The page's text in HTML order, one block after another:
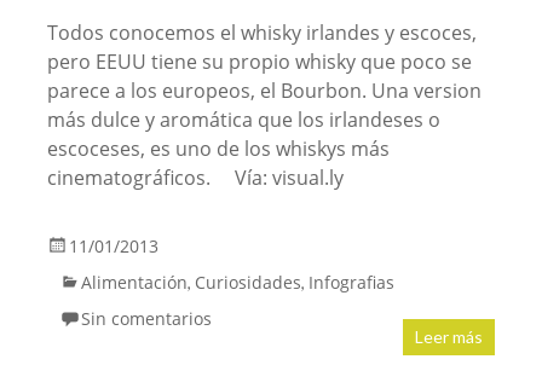
Todos conocemos el whisky irlandes y escoces,
pero EEUU tiene su propio whisky que poco se
parece a los europeos, el Bourbon. Una version
más dulce y aromática que los irlandeses o
escoceses, es uno de los whiskys más
cinematográficos. Vía: visual.ly
11/01/2013
Alimentación, Curiosidades, Infografias
Sin comentarios
Leer más